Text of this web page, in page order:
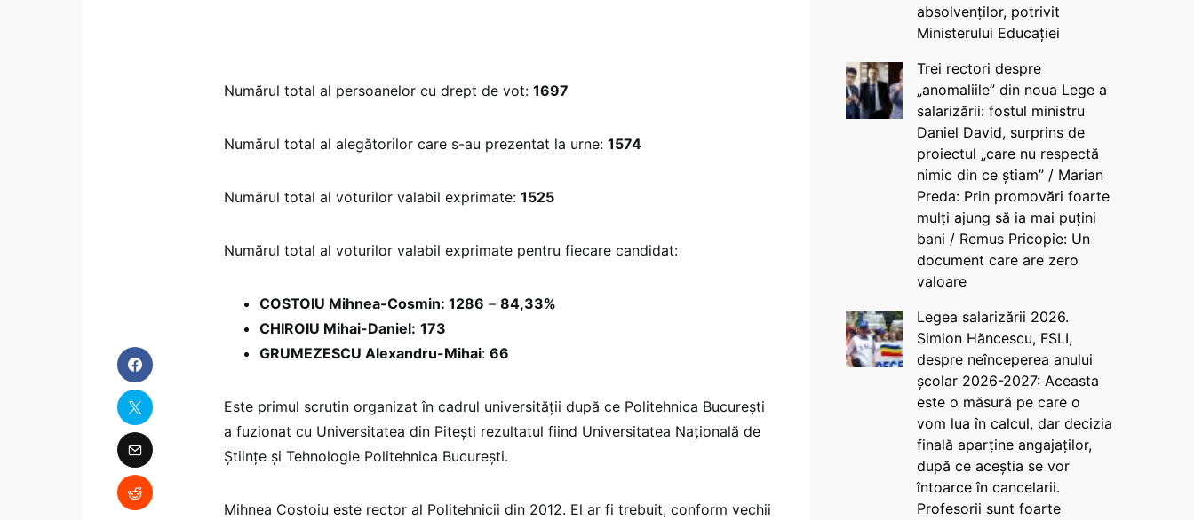
Numărul total al persoanelor cu drept de vot: 1697
Numărul total al alegătorilor care s-au prezentat la urne: 1574
Numărul total al voturilor valabil exprimate: 1525
Numărul total al voturilor valabil exprimate pentru fiecare candidat:
COSTOIU Mihnea-Cosmin: 1286 – 84,33%
CHIROIU Mihai-Daniel: 173
GRUMEZESCU Alexandru-Mihai: 66
Este primul scrutin organizat în cadrul universității după ce Politehnica București
a fuzionat cu Universitatea din Pitești rezultatul fiind Universitatea Națională de
Științe și Tehnologie Politehnica București.
Mihnea Costoiu este rector al Politehnicii din 2012. El ar fi trebuit, conform vechii
absolvenților, potrivit
Ministerului Educației
Trei rectori despre
„anomaliile” din noua Lege a
salarizării: fostul ministru
Daniel David, surprins de
proiectul „care nu respectă
nimic din ce știam” / Marian
Preda: Prin promovări foarte
mulți ajung să ia mai puțini
bani / Remus Pricopie: Un
document care are zero
valoare
Legea salarizării 2026.
Simion Hăncescu, FSLI,
despre neînceperea anului
școlar 2026-2027: Aceasta
este o măsură pe care o
vom lua în calcul, dar decizia
finală aparține angajaților,
după ce aceștia se vor
întoarce în cancelarii.
Profesorii sunt foarte